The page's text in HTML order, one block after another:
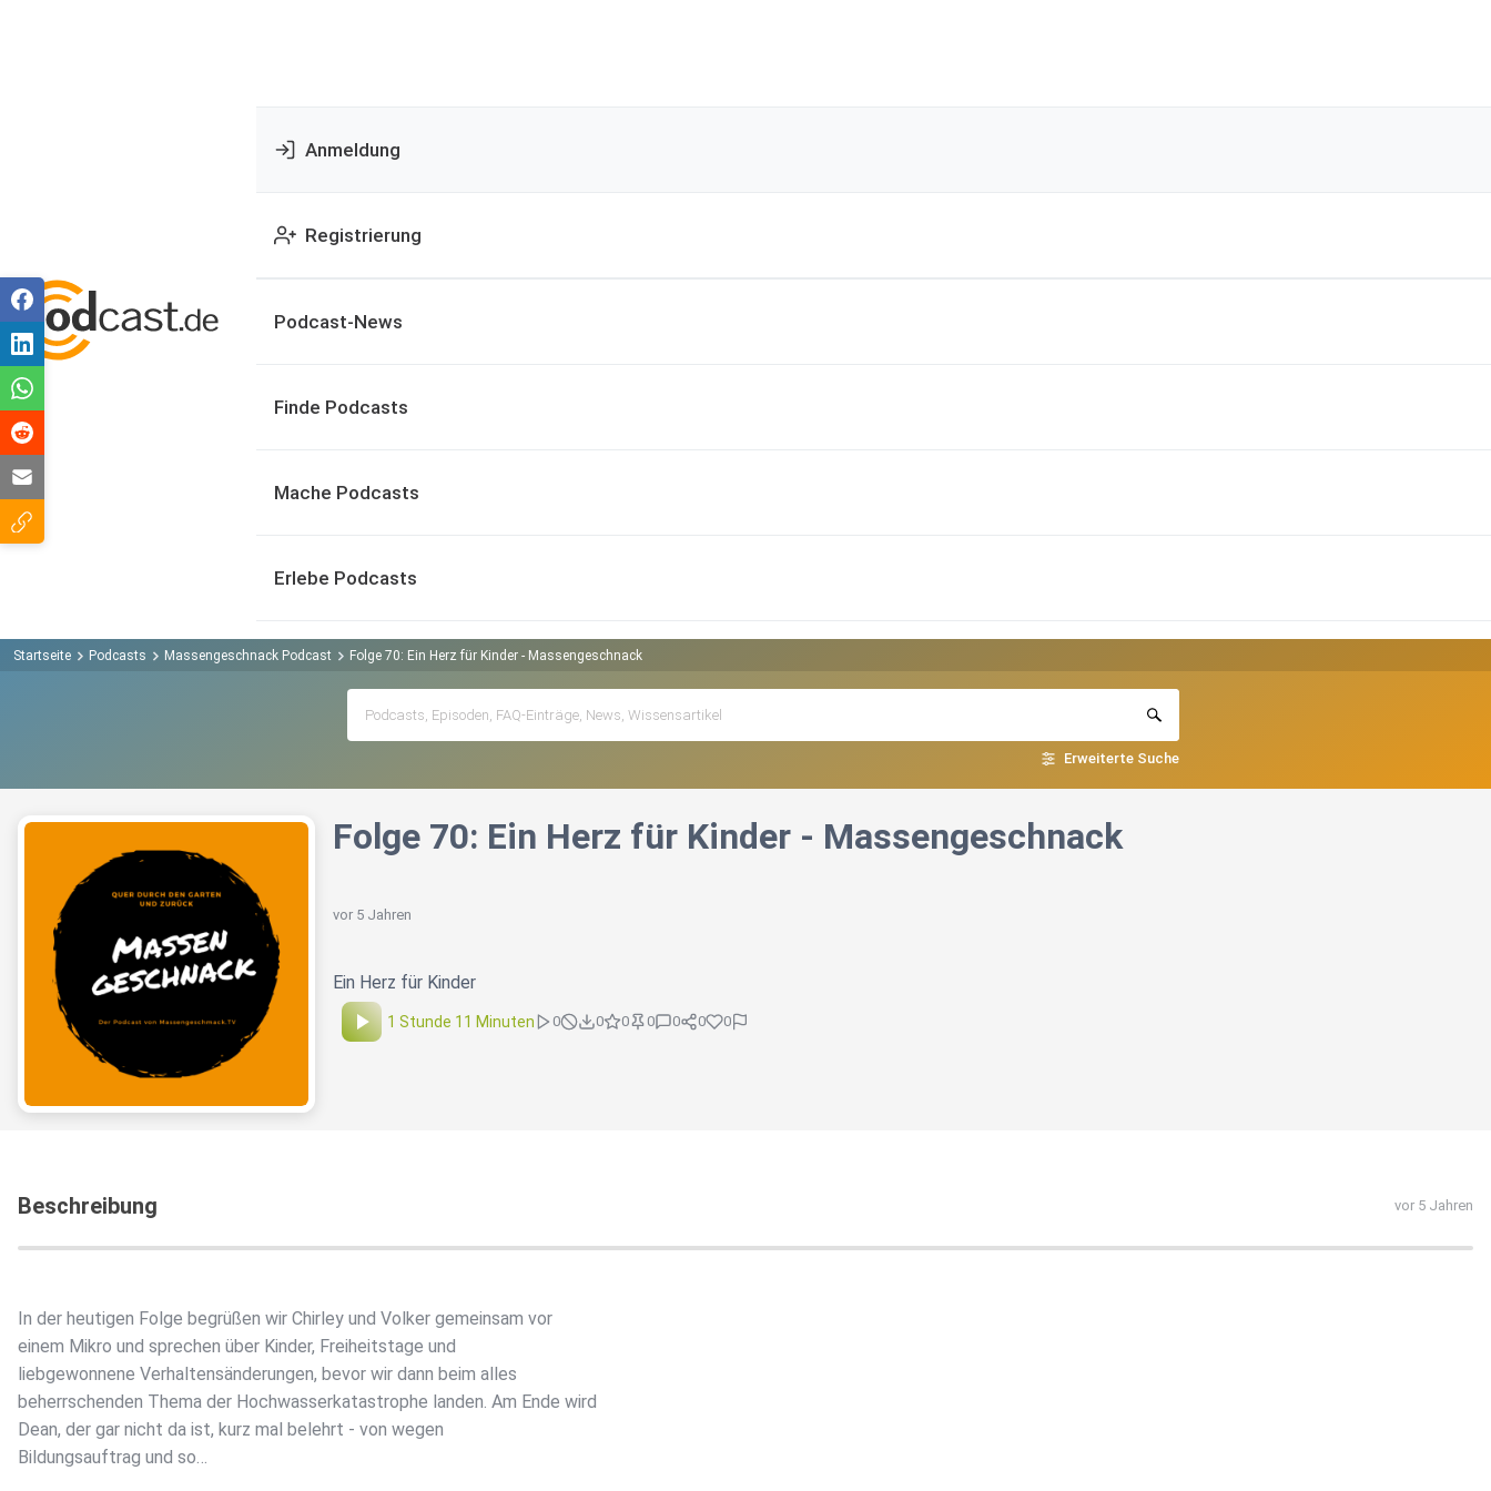
Anmeldung
Registrierung
Podcast-News
Finde Podcasts
Mache Podcasts
Erlebe Podcasts
Startseite Podcasts Massengeschnack Podcast Folge 70: Ein Herz für Kinder - Massengeschnack
Erweiterte Suche
Folge 70: Ein Herz für Kinder - Massengeschnack
vor 5 Jahren
Ein Herz für Kinder
1 Stunde 11 Minuten 0 0 0 0 0 0 0
Beschreibung vor 5 Jahren
In der heutigen Folge begrüßen wir Chirley und Volker gemeinsam vor
einem Mikro und sprechen über Kinder, Freiheitstage und
liebgewonnene Verhaltensänderungen, bevor wir dann beim alles
beherrschenden Thema der Hochwasserkatastrophe landen. Am Ende wird
Dean, der gar nicht da ist, kurz mal belehrt - von wegen
Bildungsauftrag und so…